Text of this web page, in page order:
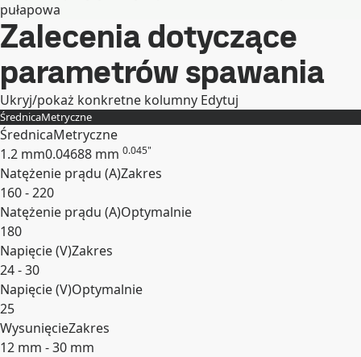
pułapowa
Rozwiń
Zalecenia dotyczące
parametrów spawania
Ukryj/pokaż konkretne kolumny Edytuj
ŚrednicaMetryczne
ŚrednicaMetryczne
1.2 mm0.04688 mm 0.045"
Natężenie prądu (A)Zakres
160 - 220
Natężenie prądu (A)Optymalnie
180
Napięcie (V)Zakres
24 - 30
Napięcie (V)Optymalnie
25
WysunięcieZakres
12 mm - 30 mm